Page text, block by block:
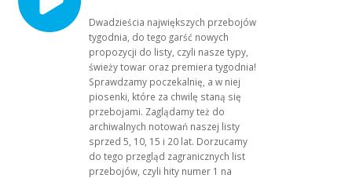
Dwadzieścia największych przebojów
tygodnia, do tego garść nowych
propozycji do listy, czyli nasze typy,
świeży towar oraz premiera tygodnia!
Sprawdzamy poczekalnię, a w niej
piosenki, które za chwilę staną się
przebojami. Zaglądamy też do
archiwalnych notowań naszej listy
sprzed 5, 10, 15 i 20 lat. Dorzucamy
do tego przegląd zagranicznych list
przebojów, czyli hity numer 1 na